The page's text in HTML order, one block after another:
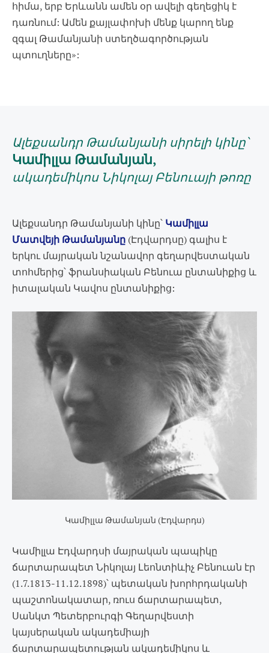
հիմա, երբ Երևանն ամեն օր ավելի գեղեցիկ է
դառնում: Ամեն քայլափոխի մենք կարող ենք
զգալ Թամանյանի ստեղծագործության
պտուղները»:
Ալեքսանդր Թամանյանի սիրելի կինը՝
Կամիլլա Թամանյան,
ակադեմիկոս Նիկոլայ Բենուայի թոռը
Ալեքսանդր Թամանյանի կինը՝ Կամիլլա
Մատվեյի Թամանյանը (Էդվարդսը) գալիս է
երկու մայրական նշանավոր գեղարվեստական
տոհմերից՝ ֆրանսիական Բենուա ընտանիքից և
իտալական Կավոս ընտանիքից:
Կամիլլա Թամանյան (Էդվարդս)
Կամիլլա Էդվարդսի մայրական պապիկը
ճարտարապետ Նիկոլայ Լեոնտիևիչ Բենուան էր
(1.7.1813-11.12.1898)՝ պետական խորհրդականի
պաշտոնակատար, ռուս ճարտարապետ,
Սանկտ Պետերբուրգի Գեղարվեստի
կայսերական ակադեմիայի
ճարտարապետության ակադեմիկոս և